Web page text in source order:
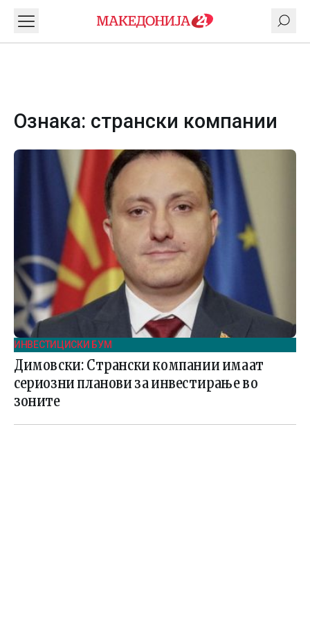
Ознака: странски компании
ИНВЕСТИЦИСКИ БУМ
Димовски: Странски компании имаат
сериозни планови за инвестирање во
зоните